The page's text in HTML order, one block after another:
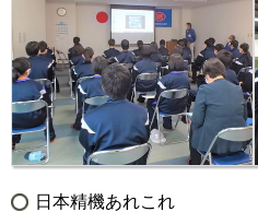
日本精機あれこれ